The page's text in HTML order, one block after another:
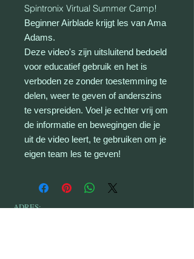
Spintronix Virtual Summer Camp!
Beginner Airblade krijgt les van Ama
Adams.
Deze video's zijn uitsluitend bedoeld
voor educatief gebruik en het is
verboden ze zonder toestemming te
delen, weer te geven of anderszins
te verspreiden. Voel je echter vrij om
de informatie en bewegingen die je
uit de video leert, te gebruiken om je
eigen team les te geven!
ADRES: